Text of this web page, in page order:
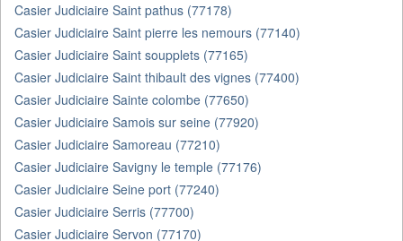
Casier Judiciaire Saint pathus (77178)
Casier Judiciaire Saint pierre les nemours (77140)
Casier Judiciaire Saint soupplets (77165)
Casier Judiciaire Saint thibault des vignes (77400)
Casier Judiciaire Sainte colombe (77650)
Casier Judiciaire Samois sur seine (77920)
Casier Judiciaire Samoreau (77210)
Casier Judiciaire Savigny le temple (77176)
Casier Judiciaire Seine port (77240)
Casier Judiciaire Serris (77700)
Casier Judiciaire Servon (77170)